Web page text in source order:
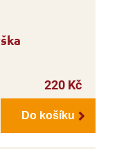
220 Kč
Do košíku